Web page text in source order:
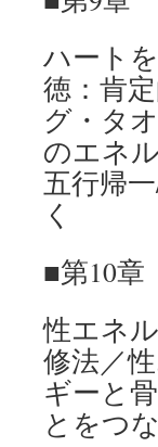
ハート
徳：肯
グ・タ
のエネ
五行帰
く
■第10章
性エネ
修法／
ギーと
とをつ